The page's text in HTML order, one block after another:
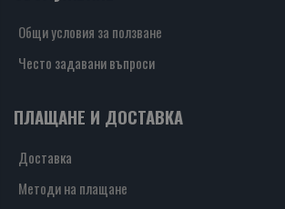
Общи условия за ползване
Често задавани въпроси
ПЛАЩАНЕ И ДОСТАВКА
Доставка
Методи на плащане